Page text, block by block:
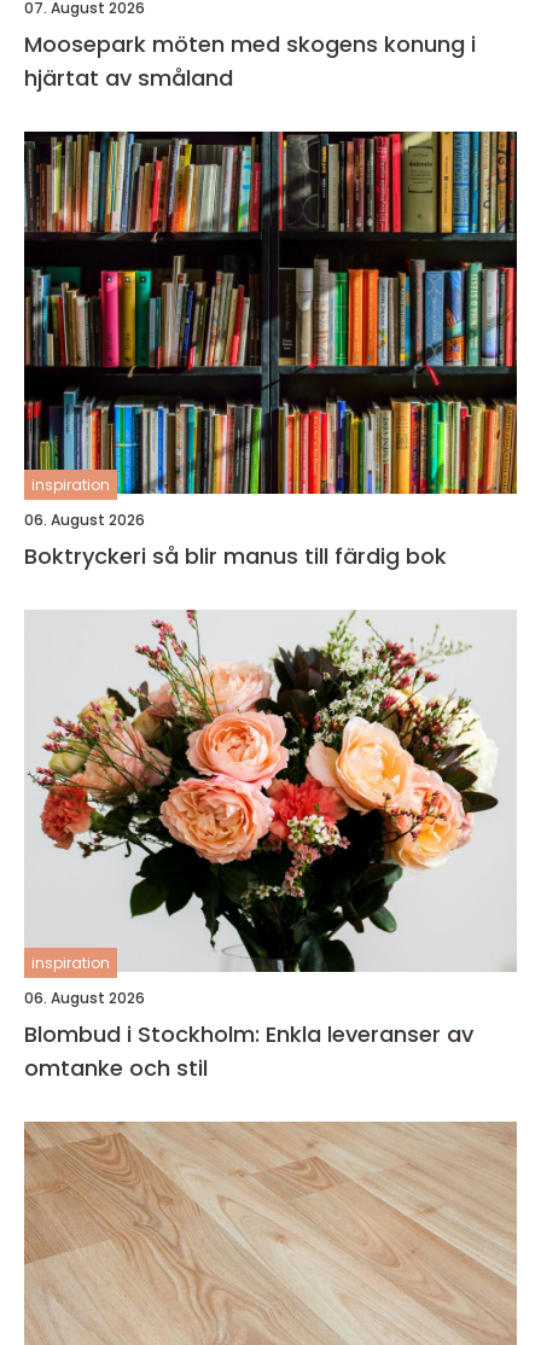
07. August 2026
Moosepark möten med skogens konung i
hjärtat av småland
inspiration
06. August 2026
Boktryckeri så blir manus till färdig bok
inspiration
06. August 2026
Blombud i Stockholm: Enkla leveranser av
omtanke och stil